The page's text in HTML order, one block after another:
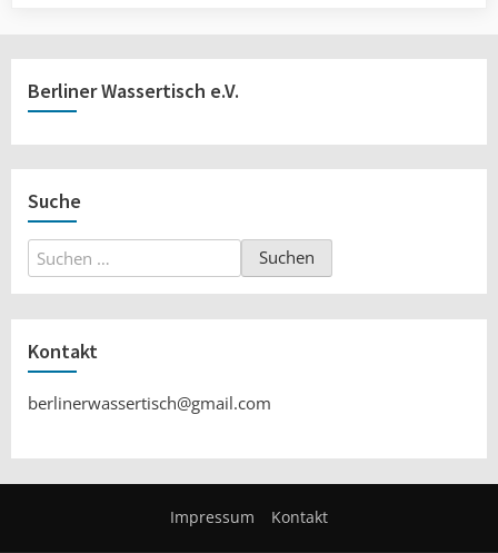
Berliner Wassertisch e.V.
Suche
Suchen
nach:
Kontakt
berlinerwassertisch@gmail.com
Impressum Kontakt